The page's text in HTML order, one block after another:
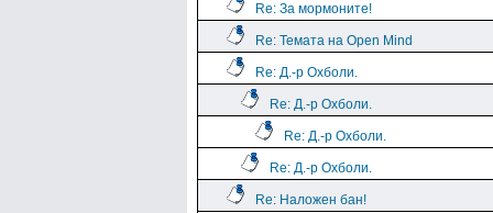
Re: За мормоните!
Re: Темата на Open Mind
Re: Д.-р Охболи.
Re: Д.-р Охболи.
Re: Д.-р Охболи.
Re: Д.-р Охболи.
Re: Наложен бан!